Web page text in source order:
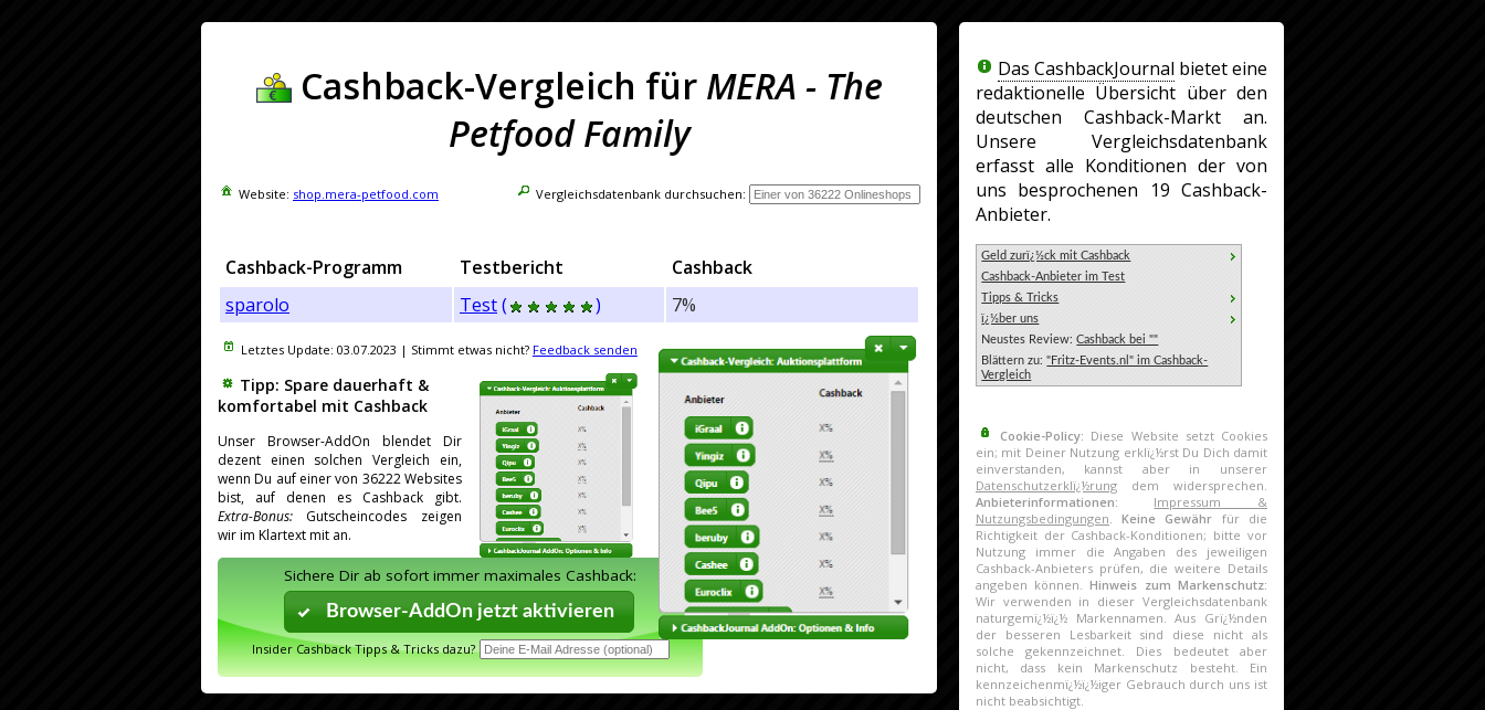
Cashback-Vergleich für MERA - The
Petfood Family
Website: shop.mera-petfood.com Vergleichsdatenbank durchsuchen:
Cashback-Programm Testbericht
Cashback
sparolo
Test( ) 7%
Letztes Update: 03.07.2023 | Stimmt etwas nicht? Feedback senden
Tipp: Spare dauerhaft &
komfortabel mit Cashback
Unser Browser-AddOn blendet Dir
dezent einen solchen Vergleich ein,
wenn Du auf einer von 36222 Websites
bist, auf denen es Cashback gibt.
Extra-Bonus: Gutscheincodes zeigen
wir im Klartext mit an.
Sichere Dir ab sofort immer maximales Cashback:
Browser-AddOn jetzt aktivieren
Insider Cashback Tipps & Tricks dazu?
Das CashbackJournal bietet eine
redaktionelle Übersicht über den
deutschen Cashback-Markt an.
Unsere Vergleichsdatenbank
erfasst alle Konditionen der von
uns besprochenen 19 Cashback-
Anbieter.
Geld zurï¿½ck mit Cashback
Cashback-Anbieter im Test
Tipps & Tricks
ï¿½ber uns
Neustes Review:Cashback bei ""
Blättern zu:"Fritz-Events.nl" im Cashback-
Vergleich
Cookie-Policy: Diese Website setzt Cookies
ein; mit Deiner Nutzung erklï¿½rst Du Dich damit
einverstanden, kannst aber in unserer
Datenschutzerklï¿½rungdem widersprechen.
Anbieterinformationen: Impressum &
Nutzungsbedingungen.Keine Gewähr für die
Richtigkeit der Cashback-Konditionen; bitte vor
Nutzung immer die Angaben des jeweiligen
Cashback-Anbieters prüfen, die weitere Details
angeben können.Hinweis zum Markenschutz:
Wir verwenden in dieser Vergleichsdatenbank
naturgemï¿½ï¿½ Markennamen. Aus Grï¿½nden
der besseren Lesbarkeit sind diese nicht als
solche gekennzeichnet. Dies bedeutet aber
nicht, dass kein Markenschutz besteht. Ein
kennzeichenmï¿½ï¿½iger Gebrauch durch uns ist
nicht beabsichtigt.